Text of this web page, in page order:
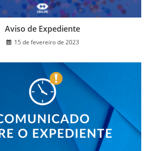
Aviso de Expediente
15 de fevereiro de 2023